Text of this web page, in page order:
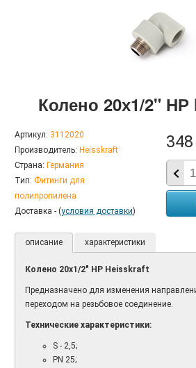
Колено 20х1/2" НР
Артикул: 3112020
Производитель: Heisskraft
Страна: Германия
Тип: Фитинги для
полипропилена
Доставка - (условия доставки)
в
описание характеристики
Колено 20х1/2" НР Heisskraft
Предназначено для изменения
переходом на резьбовое соединение.
Технические характеристики:
S - 2,5;
PN 25;